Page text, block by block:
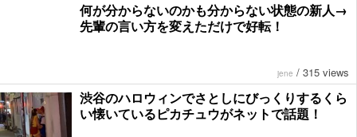
何が分からないのかも分からない状態の新人→
先輩の言い方を変えただけで好転！
jene / 315 views
渋谷のハロウィンでさとしにびっくりするくら
い懐いているピカチュウがネットで話題！